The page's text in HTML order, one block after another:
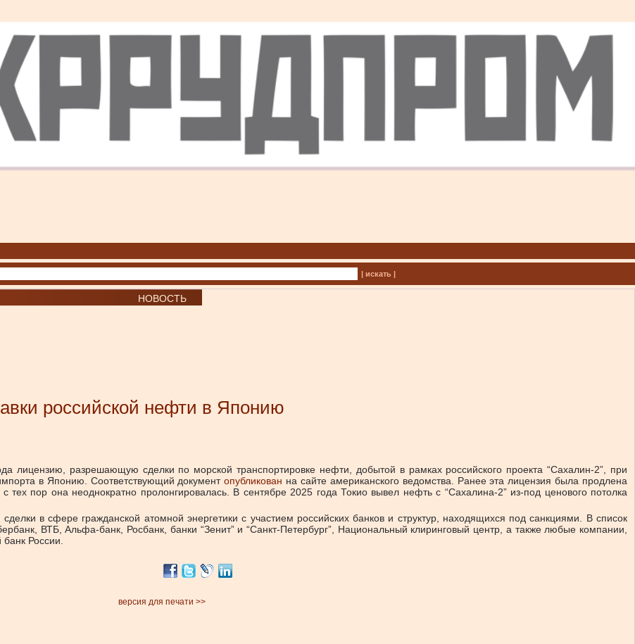
| искать |
НОВОСТЬ
российской нефти в Японию
лицензию, разрешающую сделки по морской транспортировке нефти, добытой в рамках российского проекта “Сахалин-2”, при
в Японию. Соответствующий документопубликован на сайте американского ведомства. Ранее эта лицензия была продлена
пор она неоднократно пролонгировалась. В сентябре 2025 года Токио вывел нефть с “Сахалина-2” из-под ценового потолка
в сфере гражданской атомной энергетики с участием российских банков и структур, находящихся под санкциями. В список
ВТБ, Альфа-банк, Росбанк, банки “Зенит” и “Санкт-Петербург”, Национальный клиринговый центр, а также любые компании,
России.
версия для печати >>